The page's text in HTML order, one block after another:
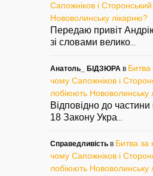
Сапожніков і
Нововолинську лікарню?
Передаю привіт
зі словами велико
Анатоль_ БІДЗЮРА в Битва
чому Сапожніков і
лобіюють Нововолинську
Відповідно до частини
18 Закону Укра
Справедливість в Битва за
чому Сапожніков і
лобіюють Нововолинську